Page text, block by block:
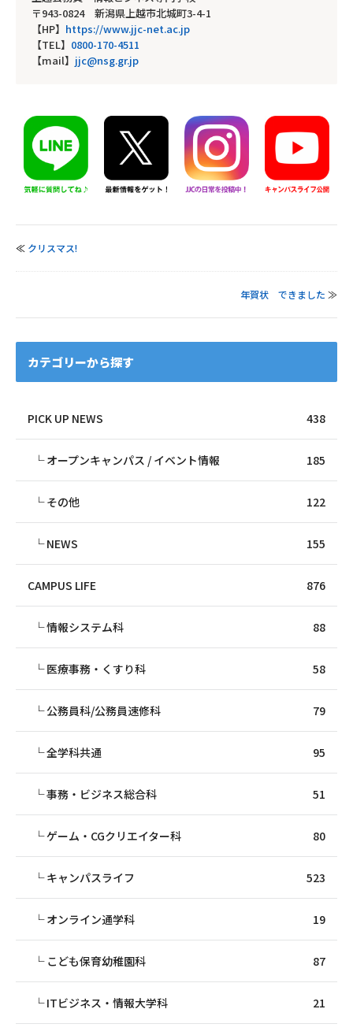
〒943-0824 新潟県上越市北城町3-4-1
【HP】 https://www.jjc-net.ac.jp
【TEL】 0800-170-4511
【mail】 jjc@nsg.gr.jp
≪ クリスマス!
年賀状 できました ≫
カテゴリーから探す
PICK UP NEWS 438
オープンキャンパス / イベント情報 185
その他 122
NEWS 155
CAMPUS LIFE 876
情報システム科 88
医療事務・くすり科 58
公務員科/公務員速修科 79
全学科共通 95
事務・ビジネス総合科 51
ゲーム・CGクリエイター科 80
キャンパスライフ 523
オンライン通学科 19
こども保育幼稚園科 87
ITビジネス・情報大学科 21